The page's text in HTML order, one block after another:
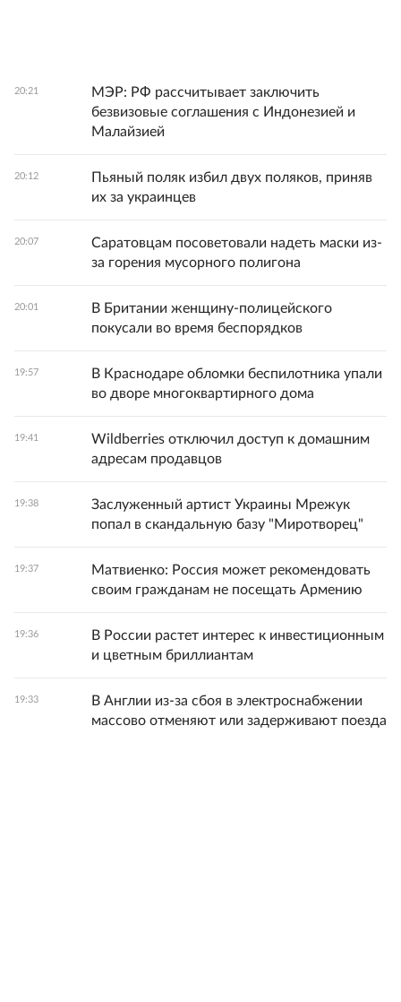
20:21
МЭР: РФ рассчитывает заключить
безвизовые соглашения с Индонезией и
Малайзией
20:12
Пьяный поляк избил двух поляков, приняв
их за украинцев
20:07
Саратовцам посоветовали надеть маски из-
за горения мусорного полигона
20:01
В Британии женщину-полицейского
покусали во время беспорядков
19:57
В Краснодаре обломки беспилотника упали
во дворе многоквартирного дома
19:41
Wildberries отключил доступ к домашним
адресам продавцов
19:38
Заслуженный артист Украины Мрежук
попал в скандальную базу "Миротворец"
19:37
Матвиенко: Россия может рекомендовать
своим гражданам не посещать Армению
19:36
В России растет интерес к инвестиционным
и цветным бриллиантам
19:33
В Англии из-за сбоя в электроснабжении
массово отменяют или задерживают поезда